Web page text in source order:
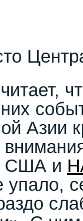
Азии
США и
упало,